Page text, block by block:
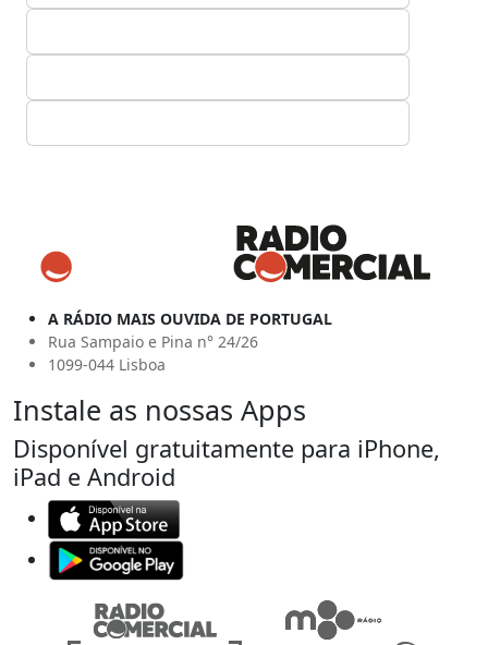
A RÁDIO MAIS OUVIDA DE PORTUGAL
Rua Sampaio e Pina n° 24/26
1099-044 Lisboa
Instale as nossas Apps
Disponível gratuitamente para iPhone,
iPad e Android